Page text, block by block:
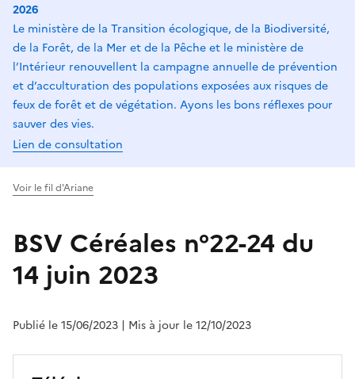
2026
Le ministère de la Transition écologique, de la Biodiversité,
de la Forêt, de la Mer et de la Pêche et le ministère de
l’Intérieur renouvellent la campagne annuelle de prévention
et d’acculturation des populations exposées aux risques de
feux de forêt et de végétation. Ayons les bons réflexes pour
sauver des vies.
Lien de consultation
Voir le fil d'Ariane
BSV Céréales n°22-24 du
14 juin 2023
Publié le 15/06/2023 | Mis à jour le 12/10/2023